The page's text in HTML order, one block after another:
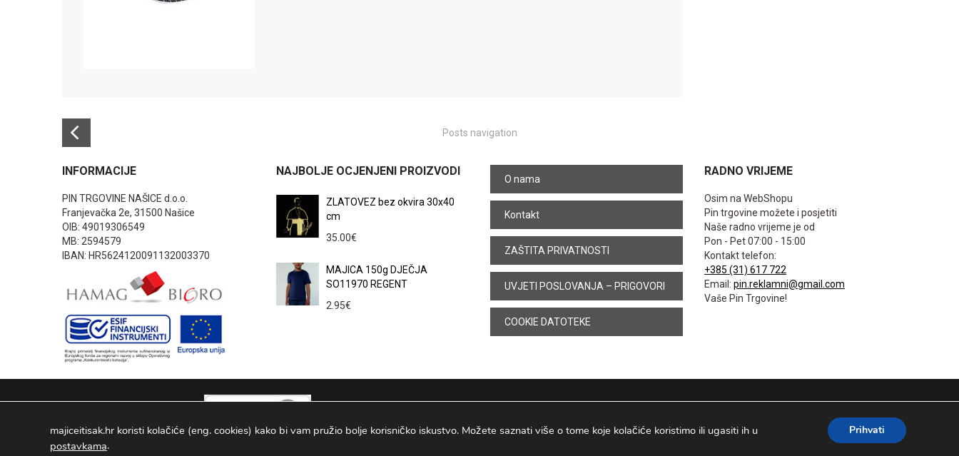
Posts navigation
INFORMACIJE
PIN TRGOVINE NAŠICE d.o.o.
Franjevačka 2e, 31500 Našice
OIB: 49019306549
MB: 2594579
IBAN: HR5624120091132003370
NAJBOLJE OCJENJENI PROIZVODI
ZLATOVEZ bez okvira 30x40
cm
35.00€
MAJICA 150g DJEČJA
SO11970 REGENT
2.95€
O nama
Kontakt
ZAŠTITA PRIVATNOSTI
UVJETI POSLOVANJA – PRIGOVORI
COOKIE DATOTEKE
RADNO VRIJEME
Osim na WebShopu
Pin trgovine možete i posjetiti
Naše radno vrijeme je od
Pon - Pet 07:00 - 15:00
Kontakt telefon:
+385 (31) 617 722
Email: pin.reklamni@gmail.com
Vaše Pin Trgovine!
PIN TRGOVINE
majiceitisak.hr koristi kolačiće (eng. cookies) kako bi vam pružio bolje korisničko iskustvo. Možete saznati više o tome koje kolačiće koristimo ili ugasiti ih u
postavkama.
Prihvati